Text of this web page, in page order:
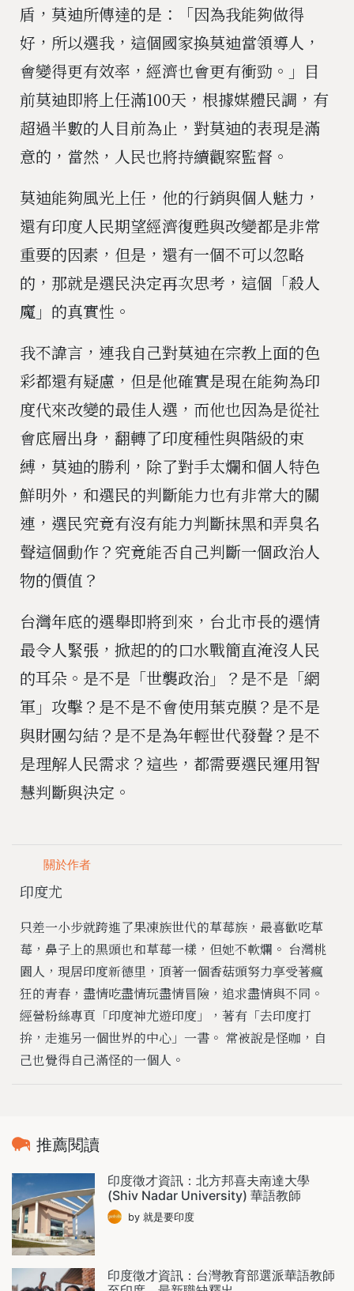
盾，莫迪所傳達的是：「因為我能夠做得
好，所以選我，這個國家換莫迪當領導人，
會變得更有效率，經濟也會更有衝勁。」目
前莫迪即將上任滿100天，根據媒體民調，有
超過半數的人目前為止，對莫迪的表現是滿
意的，當然，人民也將持續觀察監督。
莫迪能夠風光上任，他的行銷與個人魅力，
還有印度人民期望經濟復甦與改變都是非常
重要的因素，但是，還有一個不可以忽略
的，那就是選民決定再次思考，這個「殺人
魔」的真實性。
我不諱言，連我自己對莫迪在宗教上面的色
彩都還有疑慮，但是他確實是現在能夠為印
度代來改變的最佳人選，而他也因為是從社
會底層出身，翻轉了印度種性與階級的束
縛，莫迪的勝利，除了對手太爛和個人特色
鮮明外，和選民的判斷能力也有非常大的關
連，選民究竟有沒有能力判斷抹黑和弄臭名
聲這個動作？究竟能否自己判斷一個政治人
物的價值？
台灣年底的選舉即將到來，台北市長的選情
最令人緊張，掀起的的口水戰簡直淹沒人民
的耳朵。是不是「世襲政治」？是不是「網
軍」攻擊？是不是不會使用葉克膜？是不是
與財團勾結？是不是為年輕世代發聲？是不
是理解人民需求？這些，都需要選民運用智
慧判斷與決定。
關於作者
印度尤
只差一小步就跨進了果凍族世代的草莓族，最喜歡吃草
莓，鼻子上的黑頭也和草莓一樣，但她不軟爛。 台灣桃
園人，現居印度新德里，頂著一個香菇頭努力享受著瘋
狂的青春，盡情吃盡情玩盡情冒險，追求盡情與不同。
經營粉絲專頁「印度神尤遊印度」，著有「去印度打
拚，走進另一個世界的中心」一書。 常被說是怪咖，自
己也覺得自己滿怪的一個人。
推薦閱讀
印度徵才資訊：北方邦喜夫南達大學
(Shiv Nadar University) 華語教師
by 就是要印度
印度徵才資訊：台灣教育部選派華語教師